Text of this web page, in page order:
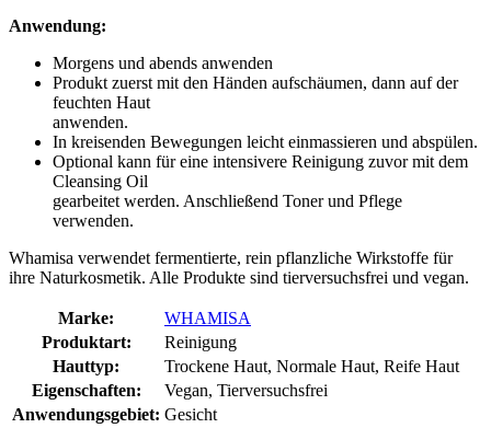
Anwendung:
Morgens und abends anwenden
Produkt zuerst mit den Händen aufschäumen, dann auf der
feuchten Haut
anwenden.
In kreisenden Bewegungen leicht einmassieren und abspülen.
Optional kann für eine intensivere Reinigung zuvor mit dem
Cleansing Oil
gearbeitet werden. Anschließend Toner und Pflege
verwenden.
Whamisa verwendet fermentierte, rein pflanzliche Wirkstoffe für
ihre Naturkosmetik. Alle Produkte sind tierversuchsfrei und vegan.
Marke:
WHAMISA
Produktart:
Reinigung
Hauttyp:
Trockene Haut, Normale Haut, Reife Haut
Eigenschaften:
Vegan, Tierversuchsfrei
Anwendungsgebiet: Gesicht